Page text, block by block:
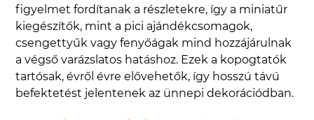
figyelmet fordítanak a részletekre, így a miniatűr
kiegészítők, mint a pici ajándékcsomagok,
csengettyűk vagy fenyőágak mind hozzájárulnak
a végső varázslatos hatáshoz. Ezek a kopogtatók
tartósak, évről évre elővehetők, így hosszú távú
befektetést jelentenek az ünnepi dekorációdban.